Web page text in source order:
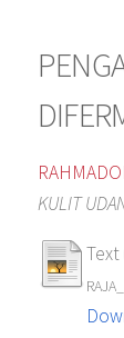
KULIT
Text